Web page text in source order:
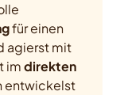
für einen
agierst mit
t imdirekten
entwickelst